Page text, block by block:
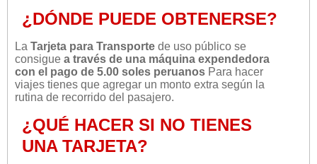
¿DÓNDE PUEDE OBTENERSE?
La Tarjeta para Transporte de uso público se
consigue a través de una máquina expendedora
con el pago de 5.00 soles peruanos Para hacer
viajes tienes que agregar un monto extra según la
rutina de recorrido del pasajero.
¿QUÉ HACER SI NO TIENES
UNA TARJETA?